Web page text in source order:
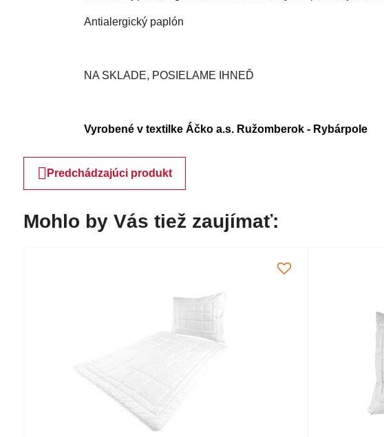
Antialergický paplón
NA SKLADE, POSIELAME IHNEĎ
Vyrobené v textilke Áčko a.s. Ružomberok - Rybárpole
Predchádzajúci produkt
Mohlo by Vás tiež zaujímať: